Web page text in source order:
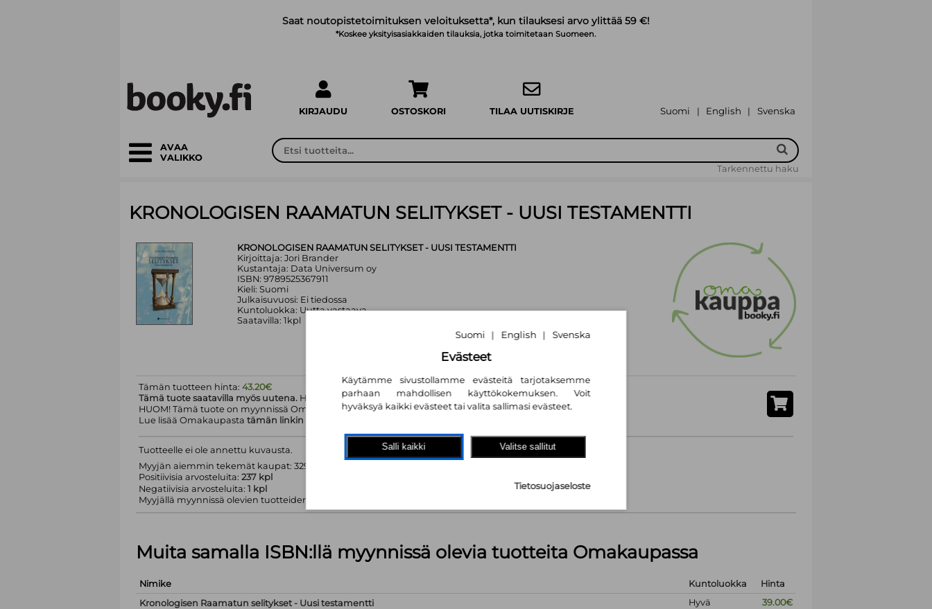
Saat noutopistetoimituksen veloituksetta*, kun tilauksesi arvo ylittää 59 €!
*Koskee yksityisasiakkaiden tilauksia, jotka toimitetaan Suomeen.
KIRJAUDU OSTOSKORI TILAA UUTISKIRJE Suomi | English | Svenska
AVAA
VALIKKO
Tarkennettu haku
KRONOLOGISEN RAAMATUN SELITYKSET - UUSI TESTAMENTTI
KRONOLOGISEN RAAMATUN SELITYKSET - UUSI TESTAMENTTI
Kirjoittaja: Jori Brander
Kustantaja: Data Universum oy
ISBN: 9789525367911
Kieli: Suomi
Julkaisuvuosi: Ei tiedossa
Kuntoluokka: Uutta vastaava
Saatavilla: 1kpl
Tämän tuotteen hinta: 43.20€
Tämä tuote saatavilla myös uutena.Hinta
62.00€
HUOM! Tämä tuote on myynnissä Omakaupassa
Lue lisää Omakaupasta tämän linkin
Tuotteelle ei ole annettu kuvausta.
Myyjän aiemmin tekemät kaupat: 329 kpl
Positiivisia arvosteluita: 237 kpl
Negatiivisia arvosteluita: 1 kpl
Myyjällä myynnissä olevien tuotteiden määrä (kts. alla): 1499 kpl
Muita samalla ISBN:llä myynnissä olevia tuotteita Omakaupassa
Nimike Kuntoluokka
Hinta
Kronologisen Raamatun selitykset - Uusi testamentti
Hyvä 39.00€
Suomi | English | Svenska
Evästeet
Käytämme sivustollamme evästeitä tarjotaksemme
parhaan mahdollisen käyttökokemuksen. Voit
hyväksyä kaikki evästeet tai valita sallimasi evästeet.
Salli kaikki Valitse sallitut
Tietosuojaseloste